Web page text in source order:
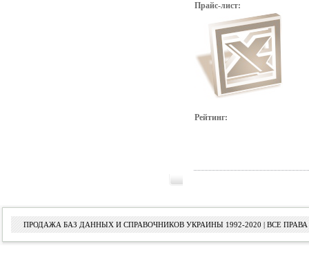
Прайс-лист:
Рейтинг:
ПРОДАЖА БАЗ ДАННЫХ И СПРАВОЧНИКОВ УКРАИНЫ 1992-2020 | ВСЕ